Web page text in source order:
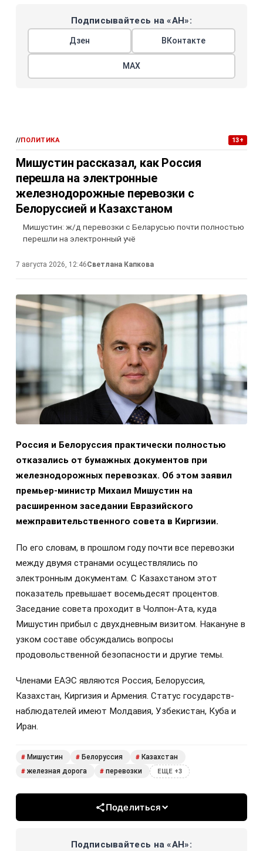
Подписывайтесь на «АН»:
Дзен ВКонтакте
МАХ
//ПОЛИТИКА 13+
Мишустин рассказал, как Россия
перешла на электронные
железнодорожные перевозки с
Белоруссией и Казахстаном
Мишустин: ж/д перевозки с Беларусью почти полностью
перешли на электронный учё
7 августа 2026, 12:46Светлана Капкова
Россия и Белоруссия практически полностью
отказались от бумажных документов при
железнодорожных перевозках. Об этом заявил
премьер-министр Михаил Мишустин на
расширенном заседании Евразийского
межправительственного совета в Киргизии.
По его словам, в прошлом году почти все перевозки
между двумя странами осуществлялись по
электронным документам. С Казахстаном этот
показатель превышает восемьдесят процентов.
Заседание совета проходит в Чолпон-Ата, куда
Мишустин прибыл с двухдневным визитом. Накануне в
узком составе обсуждались вопросы
продовольственной безопасности и другие темы.
Членами ЕАЭС являются Россия, Белоруссия,
Казахстан, Киргизия и Армения. Статус государств-
наблюдателей имеют Молдавия, Узбекистан, Куба и
Иран.
# Мишустин # Белоруссия # Казахстан
# железная дорога # перевозки ЕЩЕ +3
Поделиться
Подписывайтесь на «АН»: